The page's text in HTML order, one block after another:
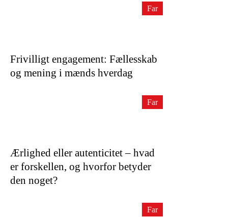
Frivilligt engagement: Fællesskab
og mening i mænds hverdag
Far
Ærlighed eller autenticitet – hvad
er forskellen, og hvorfor betyder
den noget?
Far
Far